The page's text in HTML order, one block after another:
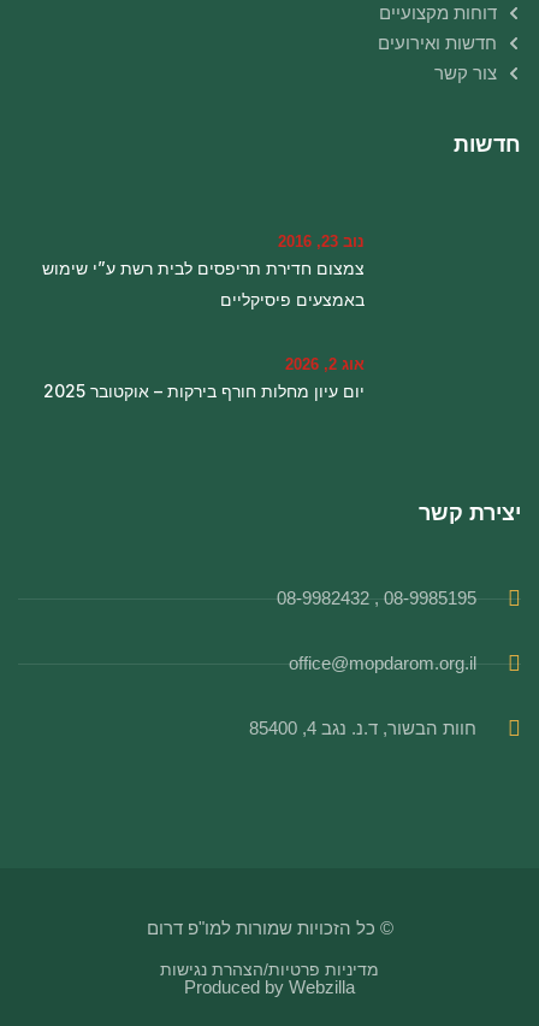
דוחות מקצועיים
חדשות ואירועים
צור קשר
חדשות
נוב 23, 2016
צמצום חדירת תריפסים לבית רשת ע”י שימוש
באמצעים פיסיקליים
אוג 2, 2026
יום עיון מחלות חורף בירקות – אוקטובר 2025
יצירת קשר
08-9985195 , 08-9982432
office@mopdarom.org.il
חוות הבשור, ד.נ. נגב 4, 85400
© כל הזכויות שמורות למו"פ דרום
מדיניות פרטיות/הצהרת נגישות
Produced by Webzilla